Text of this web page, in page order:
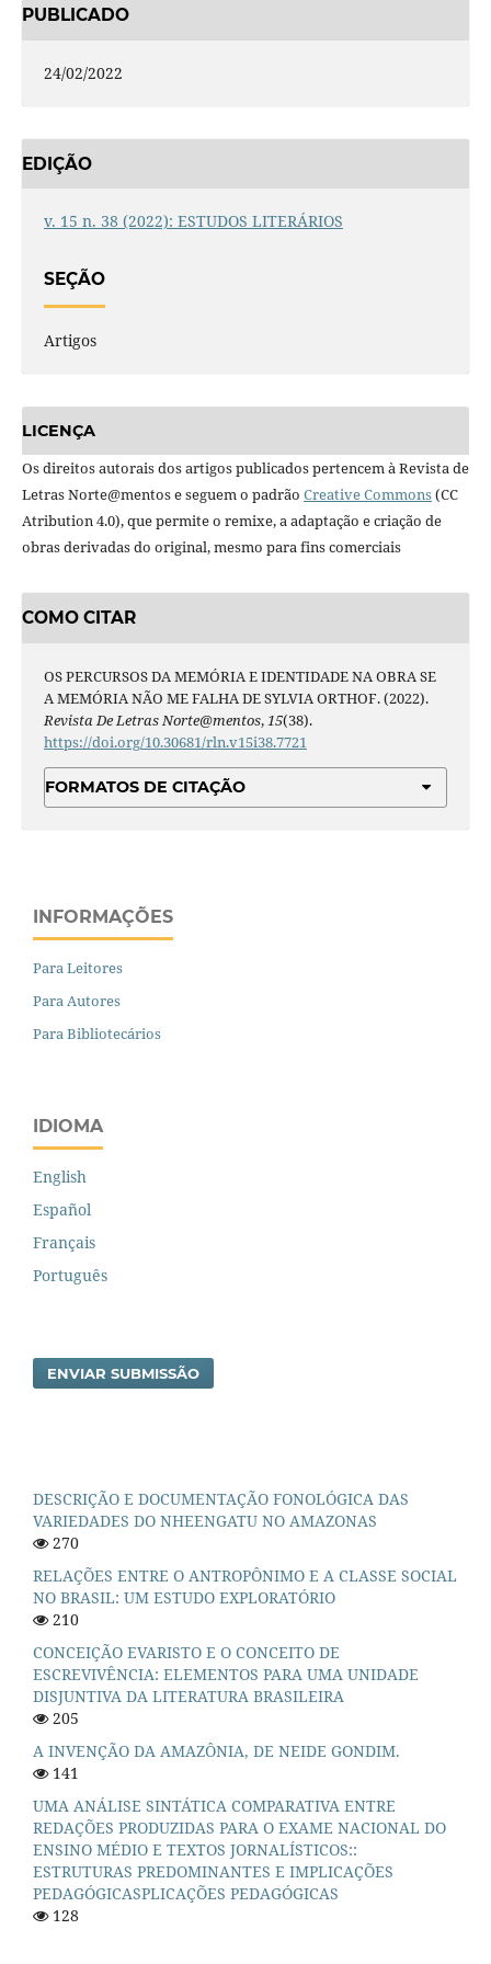
PUBLICADO
24/02/2022
EDIÇÃO
v. 15 n. 38 (2022): ESTUDOS LITERÁRIOS
SEÇÃO
Artigos
LICENÇA
Os direitos autorais dos artigos publicados pertencem à Revista de
Letras Norte@mentos e seguem o padrão Creative Commons(CC
Atribution 4.0), que permite o remixe, a adaptação e criação de
obras derivadas do original, mesmo para fins comerciais
COMO CITAR
OS PERCURSOS DA MEMÓRIA E IDENTIDADE NA OBRA SE
A MEMÓRIA NÃO ME FALHA DE SYLVIA ORTHOF. (2022).
Revista De Letras Norte@mentos, 15(38).
https://doi.org/10.30681/rln.v15i38.7721
FORMATOS DE CITAÇÃO
INFORMAÇÕES
Para Leitores
Para Autores
Para Bibliotecários
IDIOMA
English
Español
Français
Português
ENVIAR SUBMISSÃO
DESCRIÇÃO E DOCUMENTAÇÃO FONOLÓGICA DAS
VARIEDADES DO NHEENGATU NO AMAZONAS
270
RELAÇÕES ENTRE O ANTROPÔNIMO E A CLASSE SOCIAL
NO BRASIL: UM ESTUDO EXPLORATÓRIO
210
CONCEIÇÃO EVARISTO E O CONCEITO DE
ESCREVIVÊNCIA: ELEMENTOS PARA UMA UNIDADE
DISJUNTIVA DA LITERATURA BRASILEIRA
205
A INVENÇÃO DA AMAZÔNIA, DE NEIDE GONDIM.
141
UMA ANÁLISE SINTÁTICA COMPARATIVA ENTRE
REDAÇÕES PRODUZIDAS PARA O EXAME NACIONAL DO
ENSINO MÉDIO E TEXTOS JORNALÍSTICOS::
ESTRUTURAS PREDOMINANTES E IMPLICAÇÕES
PEDAGÓGICASPLICAÇÕES PEDAGÓGICAS
128